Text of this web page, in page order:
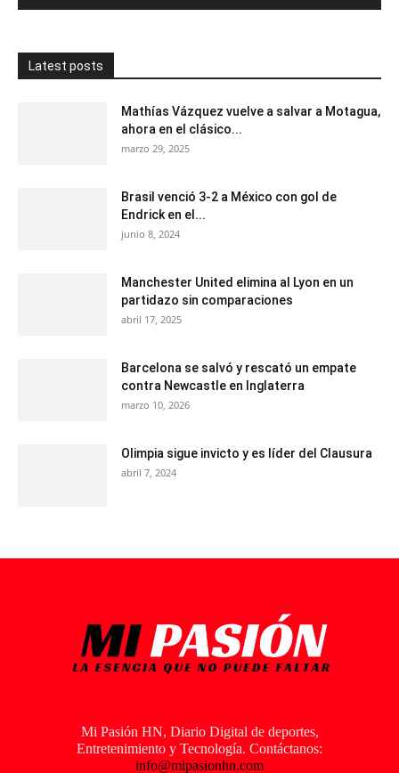
Latest posts
Mathías Vázquez vuelve a salvar a Motagua,
ahora en el clásico...
marzo 29, 2025
Brasil venció 3-2 a México con gol de
Endrick en el...
junio 8, 2024
Manchester United elimina al Lyon en un
partidazo sin comparaciones
abril 17, 2025
Barcelona se salvó y rescató un empate
contra Newcastle en Inglaterra
marzo 10, 2026
Olimpia sigue invicto y es líder del Clausura
abril 7, 2024
Mi Pasión HN, Diario Digital de deportes,
Entretenimiento y Tecnología. Contáctanos:
info@mipasionhn.com